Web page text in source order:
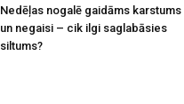
Nedēļas nogalē gaidāms karstums
un negaisi – cik ilgi saglabāsies
siltums?